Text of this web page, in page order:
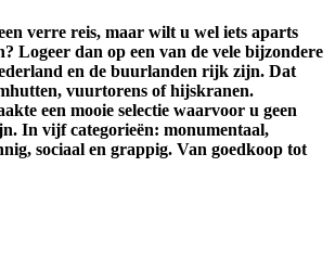
verre reis, maar wilt u wel iets aparts
Logeer dan op een van de vele bijzondere
en de buurlanden rijk zijn. Dat
vuurtorens of hijskranen.
een mooie selectie waarvoor u geen
In vijf categorieën: monumentaal,
sociaal en grappig. Van goedkoop tot